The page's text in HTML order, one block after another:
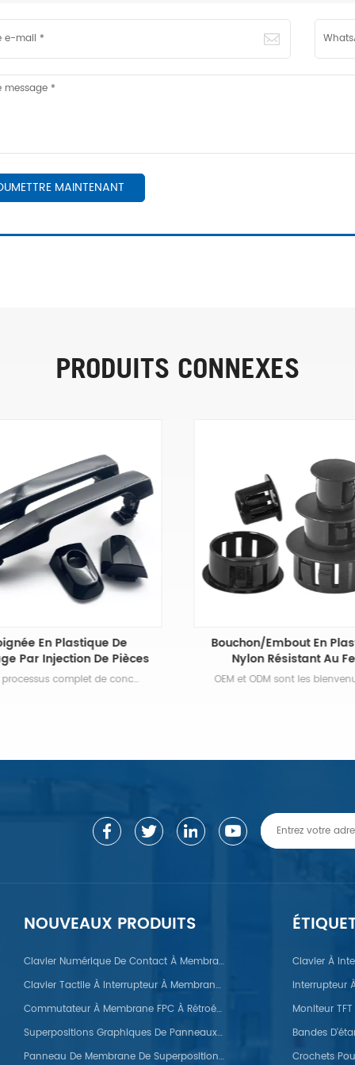
MAINTENANT
POM/PVC/PMMA/PEEK
PRODUITS CONNEXES
En Plastique De
Par Injection De Pièces
Voiture Automatique Notre processus complet de conception et de fabrication comprend la modélisation des pièces et la conception des moules, le prototypage, l'approvisionnement en outils, la planification de la production, la vérification des échantillons, le contrôle des processus, la décoration, le traitement secondaire et l'emballage. Les avantages de l’utilisation de pièces automobiles en plastique sont nombreux et variés. L’un des avantages est que le plastique peut être manipulé et façonné dans une myriade de formes et de tailles. Des moules pour l’intérieur de la voiture aux composants essentiels à l’extérieur, vous pouvez compter sur différents types de plastique pour une variété de pièces de véhicule.
APPRENDRE ENCORE PLUS
Bouchon/embout En
Nylon Résistant Au
APPRENDRE ENCORE
NOUVEAUX PRODUITS
Clavier Numérique De Contact À Membrane FPC À Dôme Métallique
Clavier Tactile À Interrupteur À Membrane FPC
Commutateur À Membrane FPC À Rétroéclairage LED
Superpositions Graphiques De Panneaux À Membrane Automobile
Panneau De Membrane De Superpositions Graphiques En Silicone
Clavier À
Interrupteur